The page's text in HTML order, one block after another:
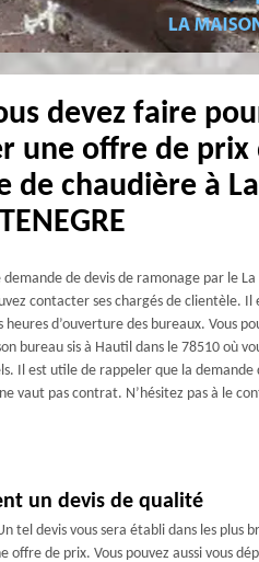
devez faire
une offre de prix
de chaudière à La
demande de devis de ramonage par le
contacter ses chargés de clientèle. Il
heures d’ouverture des bureaux. Vous
bureau sis à Hautil dans le 78510 où
Il est utile de rappeler que la demande
vaut pas contrat. N’hésitez pas à le
un devis de qualité
tel devis vous sera établi dans les plus
de prix. Vous pouvez aussi vous